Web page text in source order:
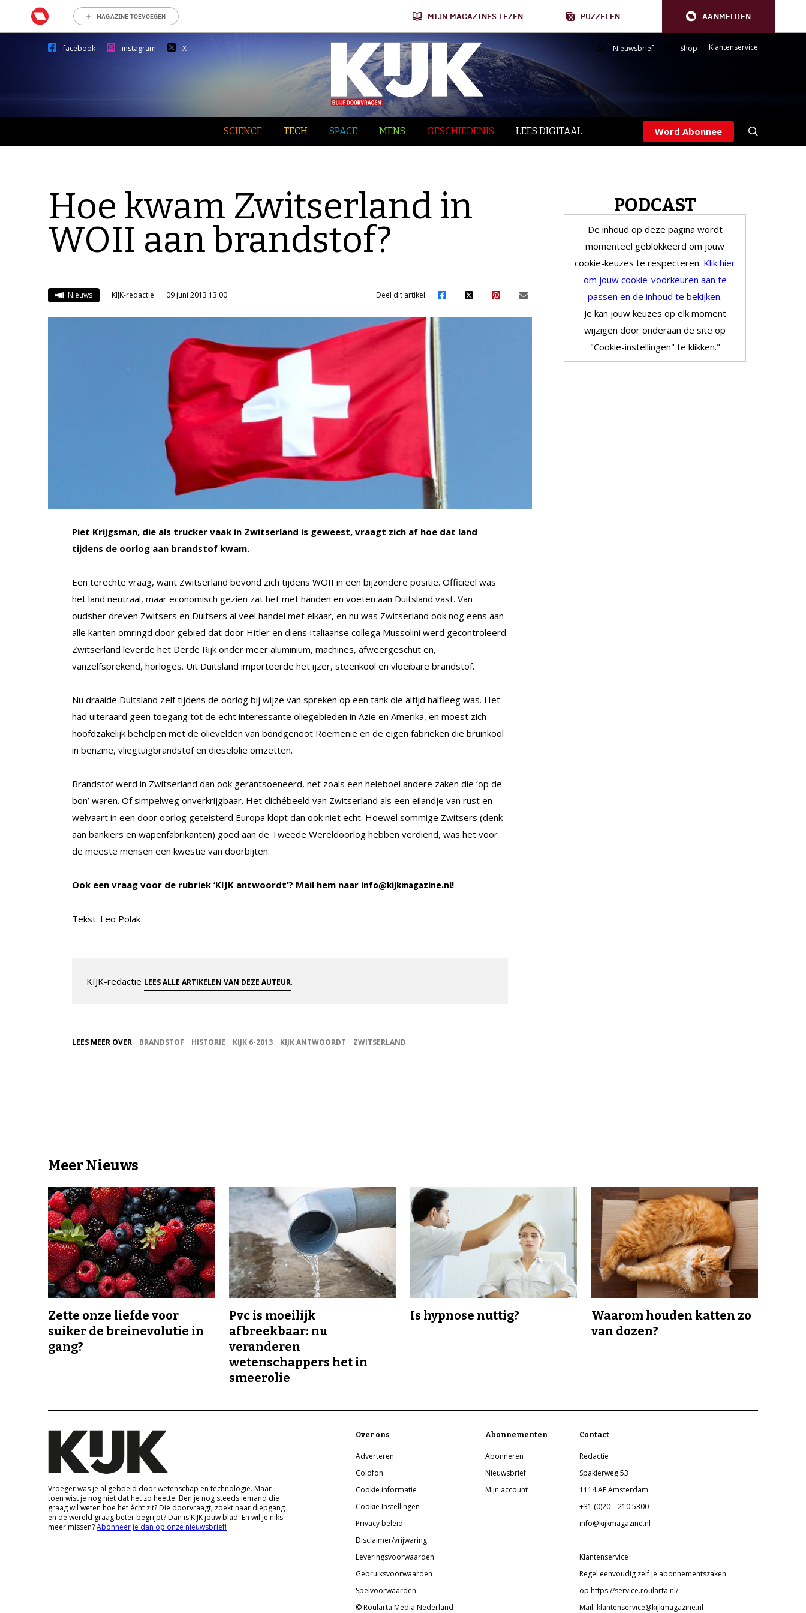
MAGAZINE TOEVOEGEN MIJN MAGAZINES LEZEN PUZZELEN AANMELDEN
facebook instagram X Nieuwsbrief Shop Klantenservice
SCIENCE TECH SPACE MENS GESCHIEDENIS LEES DIGITAAL Word Abonnee
Hoe kwam Zwitserland in
WOII aan brandstof?
Nieuws KIJK-redactie 09 juni 2013 13:00 Deel dit artikel:
Piet Krijgsman, die als trucker vaak in Zwitserland is geweest, vraagt zich af hoe dat land
tijdens de oorlog aan brandstof kwam.
Een terechte vraag, want Zwitserland bevond zich tijdens WOII in een bijzondere positie. Officieel was
het land neutraal, maar economisch gezien zat het met handen en voeten aan Duitsland vast. Van
oudsher dreven Zwitsers en Duitsers al veel handel met elkaar, en nu was Zwitserland ook nog eens aan
alle kanten omringd door gebied dat door Hitler en diens Italiaanse collega Mussolini werd gecontroleerd.
Zwitserland leverde het Derde Rijk onder meer aluminium, machines, afweergeschut en,
vanzelfsprekend, horloges. Uit Duitsland importeerde het ijzer, steenkool en vloeibare brandstof.
Nu draaide Duitsland zelf tijdens de oorlog bij wijze van spreken op een tank die altijd halfleeg was. Het
had uiteraard geen toegang tot de echt interessante oliegebieden in Azië en Amerika, en moest zich
hoofdzakelijk behelpen met de olievelden van bondgenoot Roemenië en de eigen fabrieken die bruinkool
in benzine, vliegtuigbrandstof en dieselolie omzetten.
Brandstof werd in Zwitserland dan ook gerantsoeneerd, net zoals een heleboel andere zaken die ‘op de
bon’ waren. Of simpelweg onverkrijgbaar. Het clichébeeld van Zwitserland als een eilandje van rust en
welvaart in een door oorlog geteisterd Europa klopt dan ook niet echt. Hoewel sommige Zwitsers (denk
aan bankiers en wapenfabrikanten) goed aan de Tweede Wereldoorlog hebben verdiend, was het voor
de meeste mensen een kwestie van doorbijten.
Ook een vraag voor de rubriek ‘KIJK antwoordt’? Mail hem naar info@kijkmagazine.nl!
Tekst: Leo Polak
KIJK-redactie LEES ALLE ARTIKELEN VAN DEZE AUTEUR.
LEES MEER OVER BRANDSTOF HISTORIE KIJK 6-2013 KIJK ANTWOORDT ZWITSERLAND
PODCAST
De inhoud op deze pagina wordt
momenteel geblokkeerd om jouw
cookie-keuzes te respecteren. Klik hier
om jouw cookie-voorkeuren aan te
passen en de inhoud te bekijken.
Je kan jouw keuzes op elk moment
wijzigen door onderaan de site op
"Cookie-instellingen" te klikken."
Meer Nieuws
Zette onze liefde voor
suiker de breinevolutie in
gang?
Pvc is moeilijk
afbreekbaar: nu
veranderen
wetenschappers het in
smeerolie
Is hypnose nuttig?
Waarom houden katten zo
van dozen?
Vroeger was je al geboeid door wetenschap en technologie. Maar
toen wist je nog niet dat het zo heette. Ben je nog steeds iemand die
graag wil weten hoe het écht zit? Die doorvraagt, zoekt naar diepgang
en de wereld graag beter begrijpt? Dan is KIJK jouw blad. En wil je niks
meer missen?Abonneer je dan op onze nieuwsbrief!
Over ons
Adverteren
Colofon
Cookie informatie
Cookie Instellingen
Privacy beleid
Disclaimer/vrijwaring
Leveringsvoorwaarden
Gebruiksvoorwaarden
Spelvoorwaarden
© Roularta Media Nederland
Abonnementen
Abonneren
Nieuwsbrief
Mijn account
Contact
Redactie
Spaklerweg 53
1114 AE Amsterdam
+31 (0)20 – 210 5300
info@kijkmagazine.nl
Klantenservice
Regel eenvoudig zelf je abonnementszaken
op https://service.roularta.nl/
Mail: klantenservice@kijkmagazine.nl